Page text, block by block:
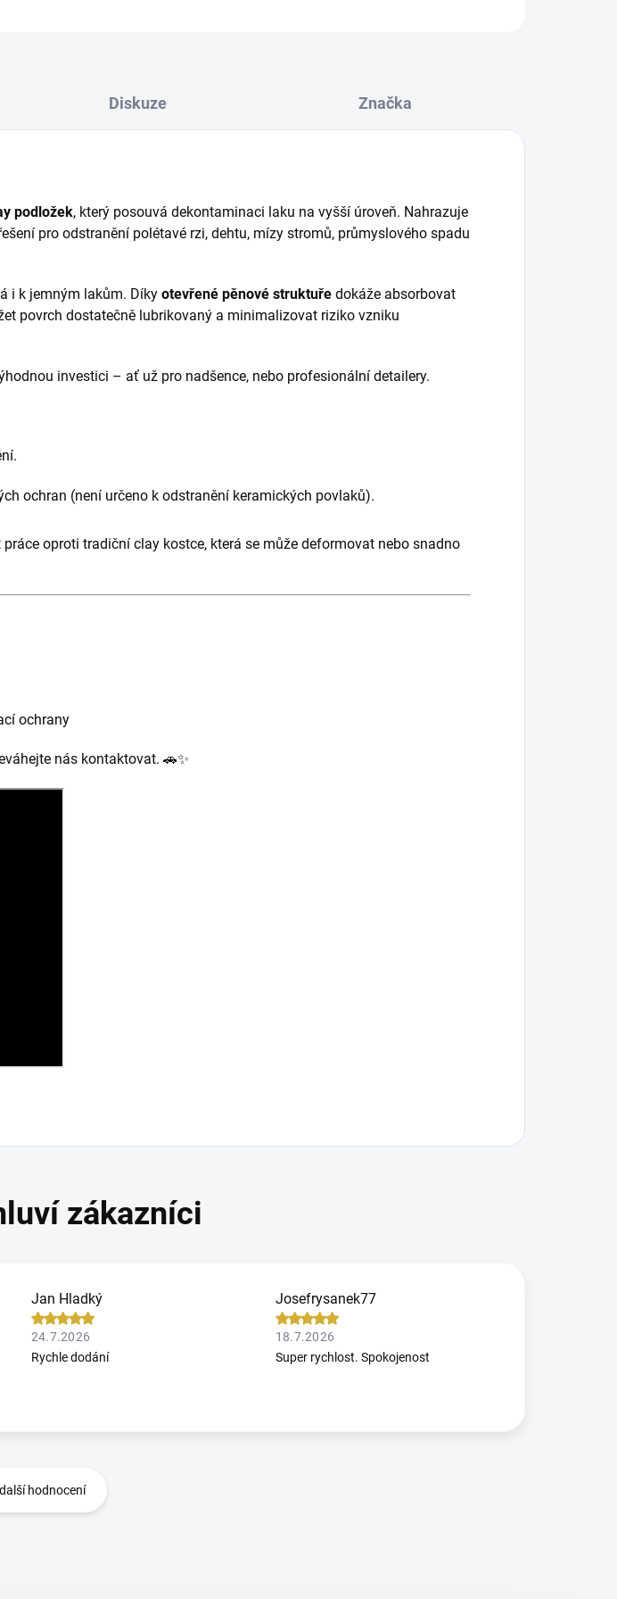
Diskuze Značka
podložek, který posouvá dekontaminaci laku na vyšší úroveň. Nahrazuje
pro odstranění polétavé rzi, dehtu, mízy stromů, průmyslového spadu
i k jemným lakům. Díky otevřené pěnové struktuře dokáže absorbovat
povrch dostatečně lubrikovaný a minimalizovat riziko vzniku
investici – ať už pro nadšence, nebo profesionální detailery.
ochran (není určeno k odstranění keramických povlaků).
oproti tradiční clay kostce, která se může deformovat nebo snadno
ochrany
nás kontaktovat. 🚗✨
Jan Hladký
24.7.2026
Rychle dodání
Josefrysanek77
18.7.2026
Super rychlost. Spokojenost
hodnocení